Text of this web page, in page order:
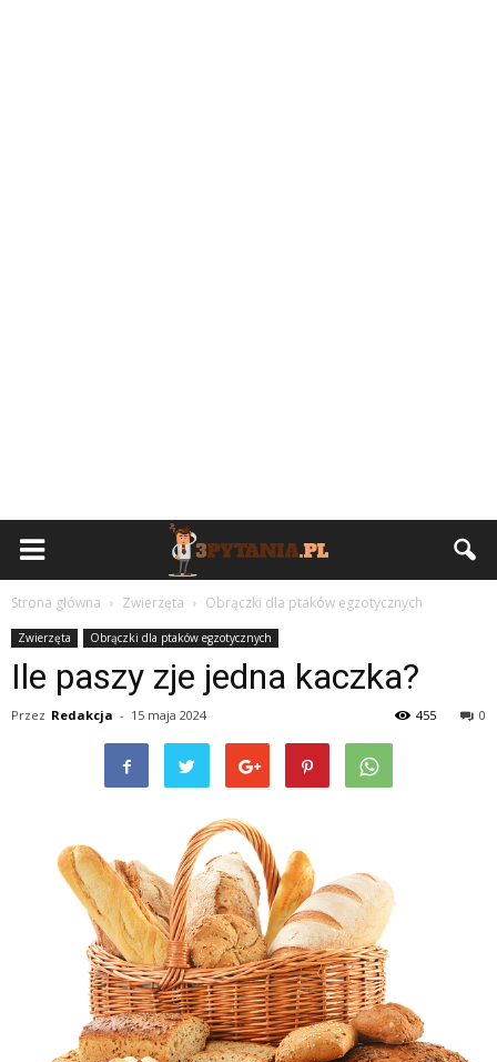
Strona główna Zwierzęta Obrączki dla ptaków egzotycznych
Zwierzęta Obrączki dla ptaków egzotycznych
Ile paszy zje jedna kaczka?
Przez Redakcja - 15 maja 2024 0
455